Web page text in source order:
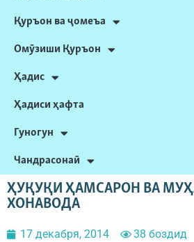
Қуръон ва ҷомеъа
Омӯзиши Қуръон
Ҳадис
Ҳадиси ҳафта
Гуногун
Чандрасонаӣ
ҲУҚУҚИ ҲАМСАРОН ВА
ХОНАВОДА
17 декабря, 2014 38 боздид